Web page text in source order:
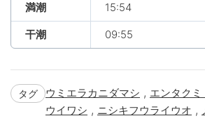
満潮 15:54
干潮 09:55
タグ ウミエラカニダマシ , エンタク
ウイワシ , ニシキフウライウオ ,